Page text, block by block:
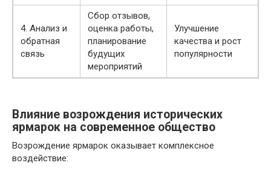
4. Анализ и
обратная
связь
Сбор отзывов,
оценка работы,
планирование
будущих
мероприятий
Улучшение
качества и рост
популярности
Влияние возрождения исторических
ярмарок на современное общество
Возрождение ярмарок оказывает комплексное
воздействие: